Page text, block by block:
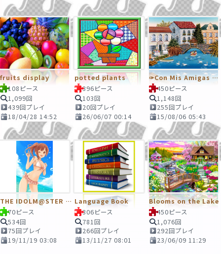
fruits display
108ピース
1,099回
439回プレイ
18/04/28 14:52
potted plants
396ピース
103回
20回プレイ
26/06/07 00:14
✑Con Mis Amigas En Brujas
450ピース
1,148回
255回プレイ
15/08/06 05:43
THE IDOLM@STER CINDERELLA GIRLS
70ピース
534回
75回プレイ
19/11/19 03:08
Language Book
306ピース
781回
266回プレイ
13/11/27 08:01
Blooms on the Lake
450ピース
1,076回
292回プレイ
23/06/09 11:29